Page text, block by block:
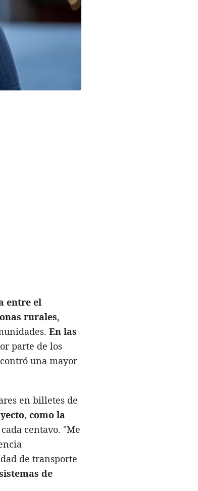
entre el
rurales,
En las
parte de los
una mayor
en billetes de
como la
centavo. "Me
de transporte
de